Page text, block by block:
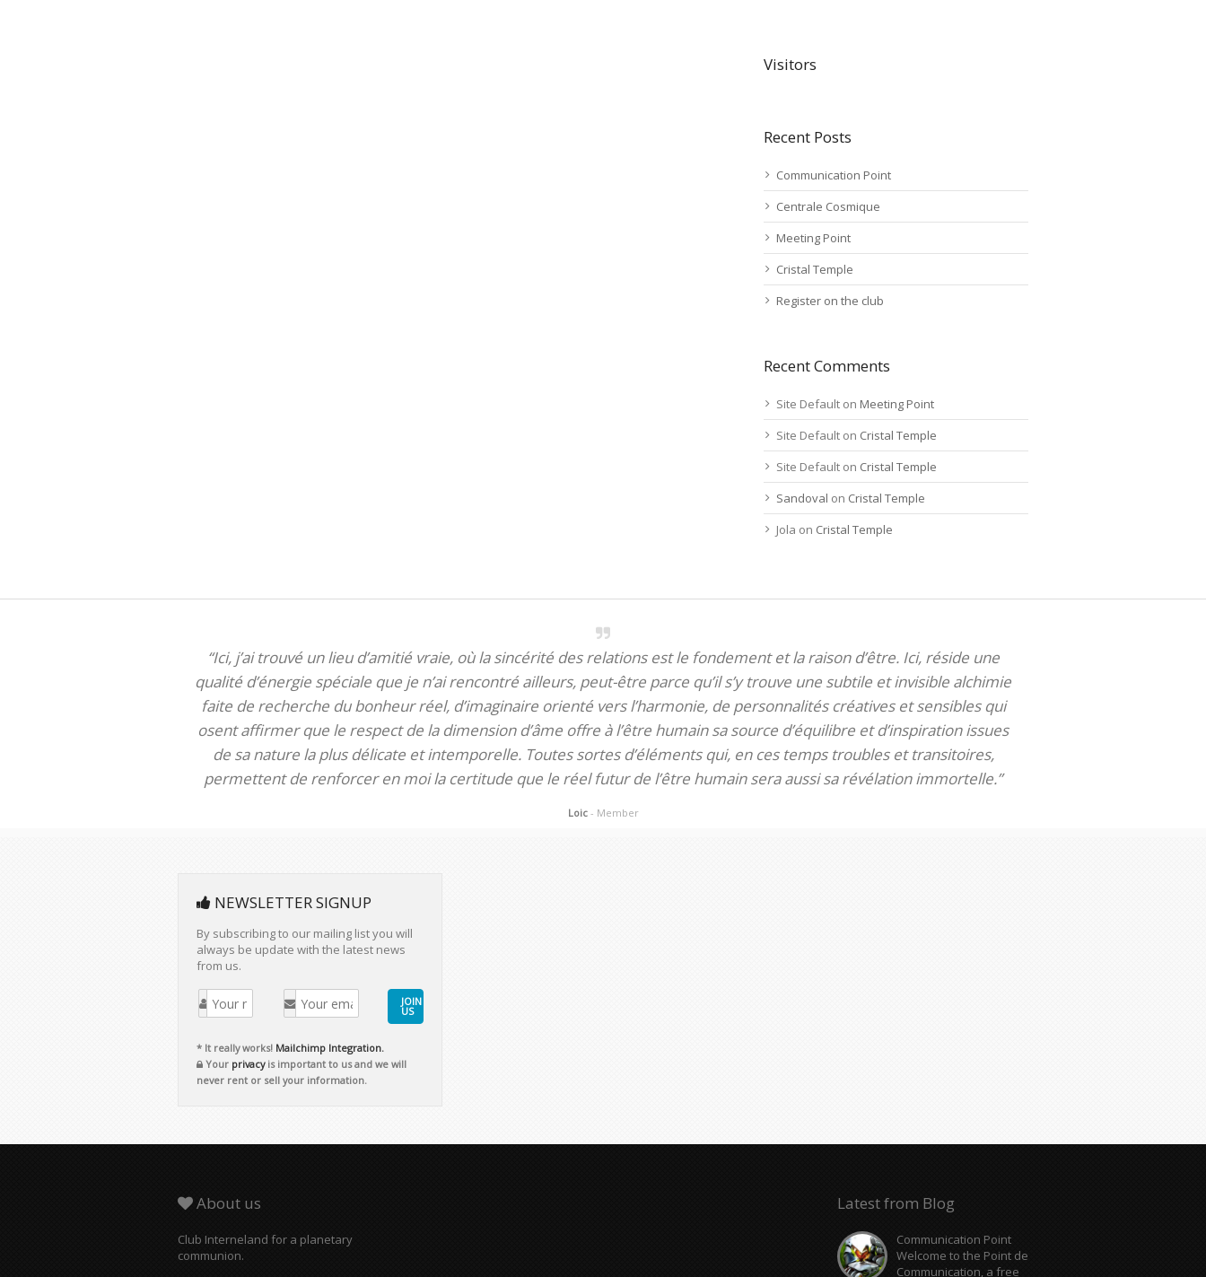
Visitors
Recent Posts
Communication Point
Centrale Cosmique
Meeting Point
Cristal Temple
Register on the club
Recent Comments
Site Default on Meeting Point
Site Default on Cristal Temple
Site Default on Cristal Temple
Sandoval on Cristal Temple
Jola on Cristal Temple
“Ici, j’ai trouvé un lieu d’amitié vraie, où la sincérité des relations est le fondement et la raison d’être. Ici, réside une
qualité d’énergie spéciale que je n’ai rencontré ailleurs, peut-être parce qu’il s’y trouve une subtile et invisible alchimie
faite de recherche du bonheur réel, d’imaginaire orienté vers l’harmonie, de personnalités créatives et sensibles qui
osent affirmer que le respect de la dimension d’âme offre à l’être humain sa source d’équilibre et d’inspiration issues
de sa nature la plus délicate et intemporelle. Toutes sortes d’éléments qui, en ces temps troubles et transitoires,
permettent de renforcer en moi la certitude que le réel futur de l’être humain sera aussi sa révélation immortelle.”
Loic - Member
NEWSLETTER SIGNUP
By subscribing to our mailing list you will
always be update with the latest news
from us.
JOIN
US
* It really works! Mailchimp Integration.
Your privacyis important to us and we will
never rent or sell your information.
About us
Club Interneland for a planetary
communion.
Latest from Blog
Communication Point
Welcome to the Point de
Communication, a free